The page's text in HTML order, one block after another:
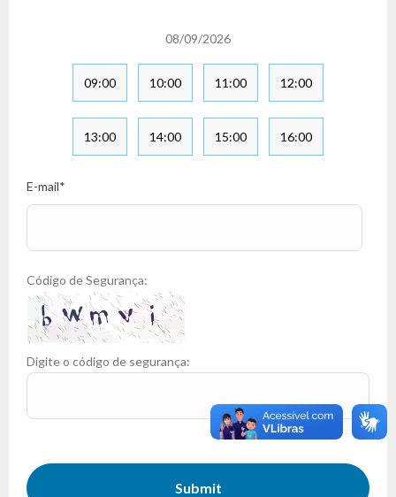
08/09/2026
09:00 10:00 11:00 12:00
13:00 14:00 15:00 16:00
E-mail*
Código de Segurança:
Digite o código de segurança:
Submit